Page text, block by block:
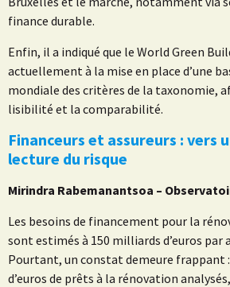
finance durable.
Enfin, il a indiqué que le World Green
actuellement à la mise en place d’une
mondiale des critères de la taxonomie,
lisibilité et la comparabilité.
Financeurs et assureurs : vers
lecture du risque
Mirindra Rabemanantsoa –
Les besoins de financement pour la
sont estimés à 150 milliards d’euros par
Pourtant, un constat demeure frappant
d’euros de prêts à la rénovation